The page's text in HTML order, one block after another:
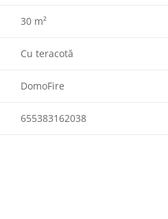
30 m²
Cu teracotă
DomoFire
655383162038